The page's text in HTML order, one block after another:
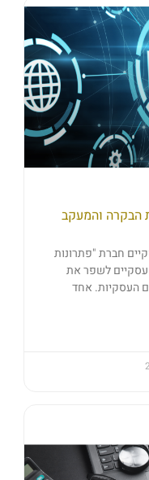
הבקרה והמעקב
חברת "פתרונות
עסקיים לשפר את
העסקיות. אחד